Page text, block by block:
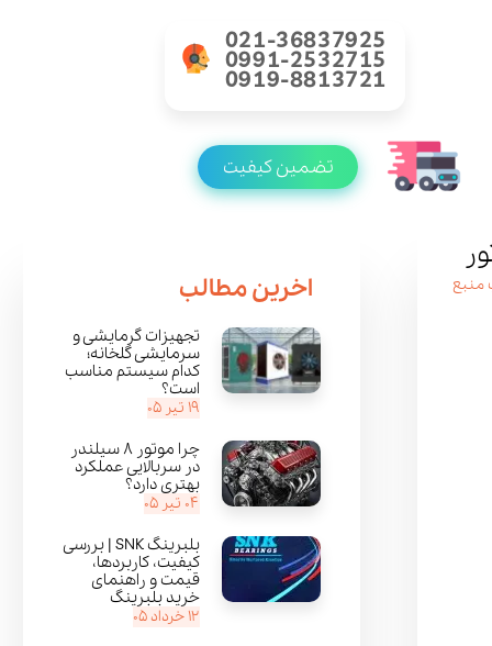
021-36837925
0991-2532715
0919-8813721
تضمین کیفیت
​اخرین مطالب
تجهیزات گرمایشی و
سرمایشی گلخانه؛
کدام سیستم مناسب
است؟
۱۹ تیر ۰۵
چرا موتور ۸ سیلندر
در سربالایی عملکرد
بهتری دارد؟
۰۴ تیر ۰۵
بلبرینگ SNK | بررسی
کیفیت، کاربردها،
قیمت و راهنمای
خرید بلبرینگ
۱۲ خرداد ۰۵
منبع